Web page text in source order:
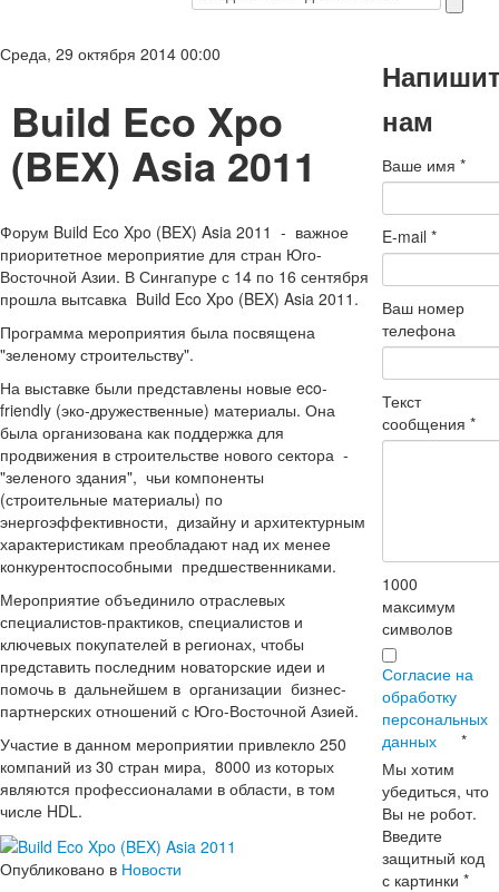
Среда, 29 октября 2014 00:00
Build Eco Xpo
(BEX) Asia 2011
Форум Build Eco Xpo (BEX) Asia 2011 - важное
приоритетное мероприятие для стран Юго-
Восточной Азии. В Сингапуре с 14 по 16 сентября
прошла вытсавка Build Eco Xpo (BEX) Asia 2011.
Программа мероприятия была посвящена
"зеленому строительству".
На выставке были представлены новые eco-
friendly (эко-дружественные) материалы. Она
была организована как поддержка для
продвижения в строительстве нового сектора -
"зеленого здания", чьи компоненты
(строительные материалы) по
энергоэффективности, дизайну и архитектурным
характеристикам преобладают над их менее
конкурентоспособными предшественниками.
Мероприятие объединило отраслевых
специалистов-практиков, специалистов и
ключевых покупателей в регионах, чтобы
представить последним новаторские идеи и
помочь в дальнейшем в организации бизнес-
партнерских отношений с Юго-Восточной Азией.
Участие в данном мероприятии привлекло 250
компаний из 30 стран мира, 8000 из которых
являются профессионалами в области, в том
числе HDL.
Опубликовано в Новости
нам
Ваше имя*
E-mail*
Ваш номер
телефона
Текст
сообщения*
1000
максимум
символов
Согласие на
обработку
персональных
данных
*
Мы хотим
убедиться, что
Вы не робот.
Введите
защитный код
с картинки*